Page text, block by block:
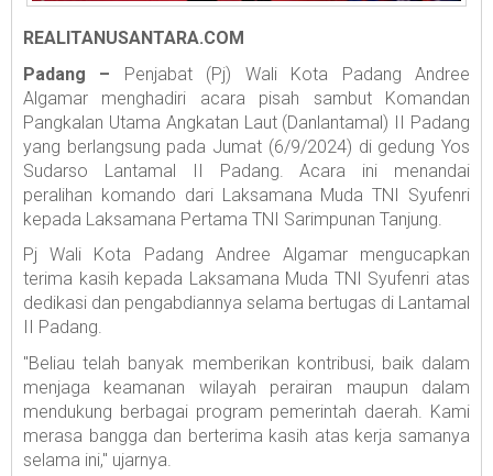
REALITANUSANTARA.COM
Padang – Penjabat (Pj) Wali Kota Padang Andree
Algamar menghadiri acara pisah sambut Komandan
Pangkalan Utama Angkatan Laut (Danlantamal) II Padang
yang berlangsung pada Jumat (6/9/2024) di gedung Yos
Sudarso Lantamal II Padang. Acara ini menandai
peralihan komando dari Laksamana Muda TNI Syufenri
kepada Laksamana Pertama TNI Sarimpunan Tanjung.
Pj Wali Kota Padang Andree Algamar mengucapkan
terima kasih kepada Laksamana Muda TNI Syufenri atas
dedikasi dan pengabdiannya selama bertugas di Lantamal
II Padang.
"Beliau telah banyak memberikan kontribusi, baik dalam
menjaga keamanan wilayah perairan maupun dalam
mendukung berbagai program pemerintah daerah. Kami
merasa bangga dan berterima kasih atas kerja samanya
selama ini," ujarnya.